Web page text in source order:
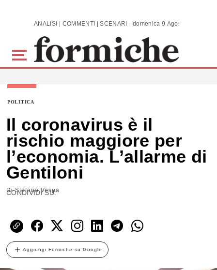
Skip to main content ANALISI | COMMENTI | SCENARI - domenica 9 Agosto 2026
POLITICA
Il coronavirus è il
rischio maggiore per
l’economia. L’allarme di
Gentiloni
DiStefano Vespa
CONDIVIDI SU:
Aggiungi Formiche su Google